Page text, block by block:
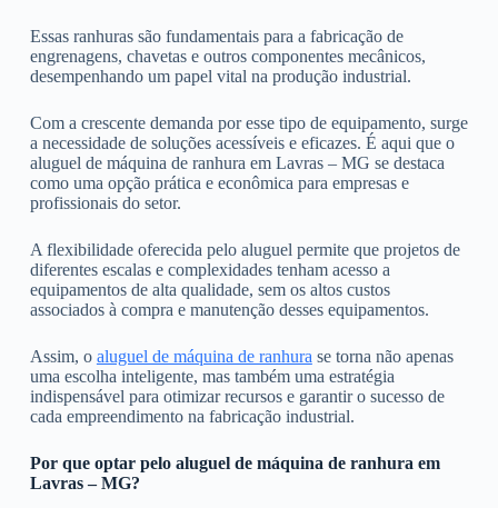
Essas ranhuras são fundamentais para a fabricação de
engrenagens, chavetas e outros componentes mecânicos,
desempenhando um papel vital na produção industrial.
Com a crescente demanda por esse tipo de equipamento, surge
a necessidade de soluções acessíveis e eficazes. É aqui que o
aluguel de máquina de ranhura em Lavras – MG se destaca
como uma opção prática e econômica para empresas e
profissionais do setor.
A flexibilidade oferecida pelo aluguel permite que projetos de
diferentes escalas e complexidades tenham acesso a
equipamentos de alta qualidade, sem os altos custos
associados à compra e manutenção desses equipamentos.
Assim, o aluguel de máquina de ranhura se torna não apenas
uma escolha inteligente, mas também uma estratégia
indispensável para otimizar recursos e garantir o sucesso de
cada empreendimento na fabricação industrial.
Por que optar pelo aluguel de máquina de ranhura em
Lavras – MG?